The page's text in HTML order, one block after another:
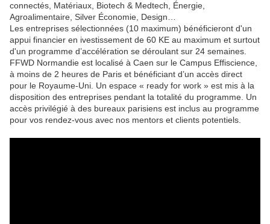
connectés, Matériaux, Biotech & Medtech, Énergie,
Agroalimentaire, Silver Économie, Design…
Les entreprises sélectionnées (10 maximum) bénéficieront d'un
appui financier en ivestissement de 60 KE au maximum et surtout
d'un programme d’accélération se déroulant sur 24 semaines.
FFWD Normandie est localisé à Caen sur le Campus Effiscience,
à moins de 2 heures de Paris et bénéficiant d’un accès direct
pour le Royaume-Uni. Un espace « ready for work » est mis à la
disposition des entreprises pendant la totalité du programme. Un
accès privilégié à des bureaux parisiens est inclus au programme
pour vos rendez-vous avec nos mentors et clients potentiels.